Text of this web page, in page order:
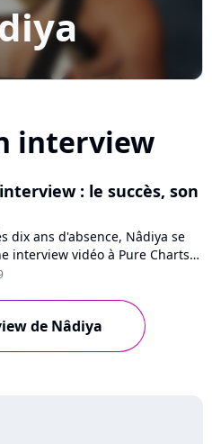
interview
: le succès, son
dix ans d'absence, Nâdiya se
interview vidéo à Pure Charts
les influences de son
musicale. Regardez!
de Nâdiya